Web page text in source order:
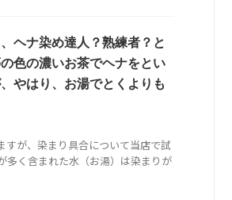
ヘナ染め達人？熟練者？と
色の濃いお茶でヘナをとい
やはり、お湯でとくよりも
が、染まり具合について当店で試
多く含まれた水（お湯）は染まりが